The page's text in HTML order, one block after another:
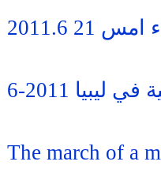
The march of a